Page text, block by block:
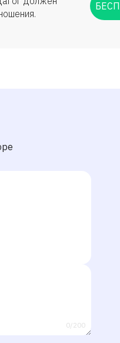
0/200